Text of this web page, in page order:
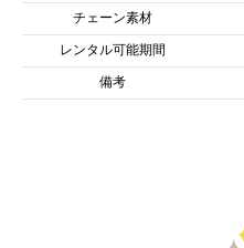
チェーン素材
レンタル可能期間
備考